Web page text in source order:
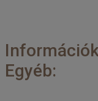
Egyéb: